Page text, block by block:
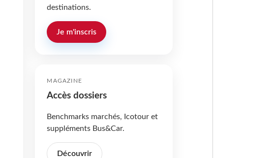
destinations.
Je m'inscris
MAGAZINE
Accès dossiers
Benchmarks marchés, Icotour et
suppléments Bus&Car.
Découvrir